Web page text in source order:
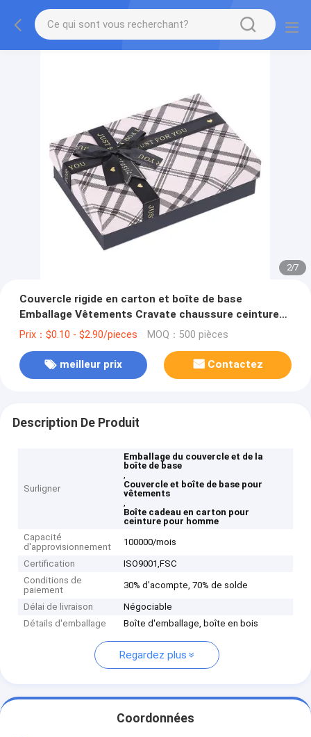
2/7
Couvercle rigide en carton et boîte de base
Emballage Vêtements Cravate chaussure ceinture
homme Boîte cadeau
Prix：$0.10 - $2.90/pieces MOQ：500 pièces
meilleur prix Contactez
Description De Produit
Surligner
Emballage du couvercle et de la
boîte de base
,
Couvercle et boîte de base pour
vêtements
,
Boîte cadeau en carton pour
ceinture pour homme
Capacité
d'approvisionnement
100000/mois
Certification
ISO9001,‌FSC
Conditions de
paiement
30% d'acompte, 70% de solde
Délai de livraison
Négociable
Détails d'emballage
Boîte d'emballage, boîte en bois
Regardez plus
Coordonnées